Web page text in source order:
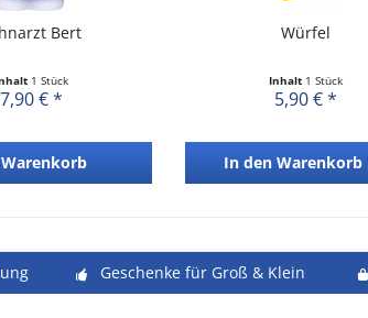
Bert
1 Stück
7,90 € *
Warenkorb
Würfel
Inhalt 1 Stück
5,90 € *
In den Warenkorb
Geschenke für Groß & Klein